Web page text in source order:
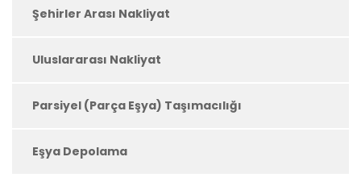
Şehirler Arası Nakliyat
Uluslararası Nakliyat
Parsiyel (Parça Eşya) Taşımacılığı
Eşya Depolama